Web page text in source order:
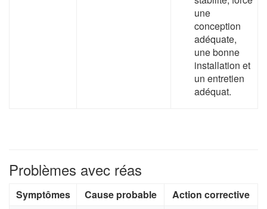
une
conception
adéquate,
une bonne
installation et
un entretien
adéquat.
Problèmes avec réas
Symptômes Cause probable Action corrective